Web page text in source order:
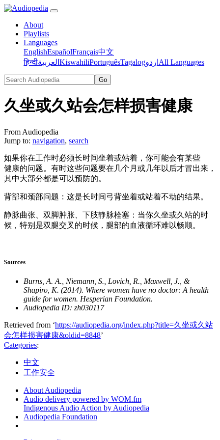
About
Playlists
Languages
EnglishEspañolFrançais中文
हिन्दीالعربية KiswahiliPortuguêsTagalogاردو All Languages
久坐或久站会怎样损害健康
From Audiopedia
Jump to: navigation, search
如果你在工作时必须长时间坐着或站着，你可能会有某些
健康的问题。有时这些问题要在几个月或几年以后才冒出来，
其中大部分都是可以预防的。
背部和颈部问题：这是长时间弓背坐着或站着不动的结果。
静脉曲张、双脚肿胀、下肢静脉栓塞：当你久坐或久站的时
候，特别是双腿交叉的时候，腿部的血液循环难以畅顺。
Sources
Burns, A. A., Niemann, S., Lovich, R., Maxwell, J., &
Shapiro, K. (2014). Where women have no doctor: A health
guide for women. Hesperian Foundation.
Audiopedia ID: zh030117
Retrieved from ‘https://audiopedia.org/index.php?title=久坐或久站
会怎样损害健康&oldid=8848’
Categories:
中文
工作安全
About Audiopedia
Audio delivery powered by WOM.fm
Indigenous Audio Action by Audiopedia
Audiopedia Foundation